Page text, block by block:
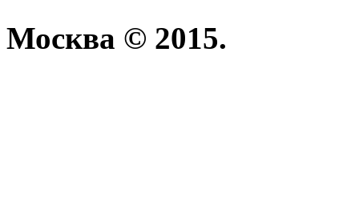
Москва © 2015.